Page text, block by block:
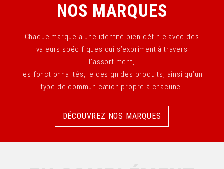
NOS MARQUES
Chaque marque a une identité bien définie avec des
valeurs spécifiques qui s’expriment à travers
l’assortiment,
les fonctionnalités, le design des produits, ainsi qu’un
type de communication propre à chacune.
DÉCOUVREZ NOS MARQUES
DÉCOUVREZ NOS MARQUES